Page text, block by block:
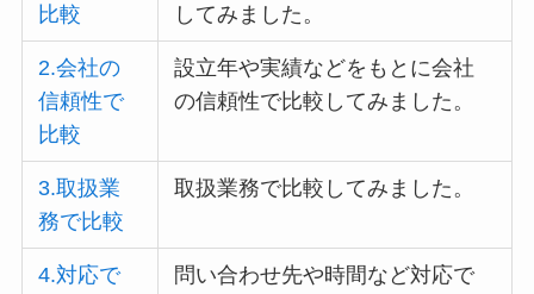
比較
してみました。
2.会社の
信頼性で
比較
設立年や実績などをもとに会社
の信頼性で比較してみました。
3.取扱業
務で比較
取扱業務で比較してみました。
4.対応で
問い合わせ先や時間など対応で